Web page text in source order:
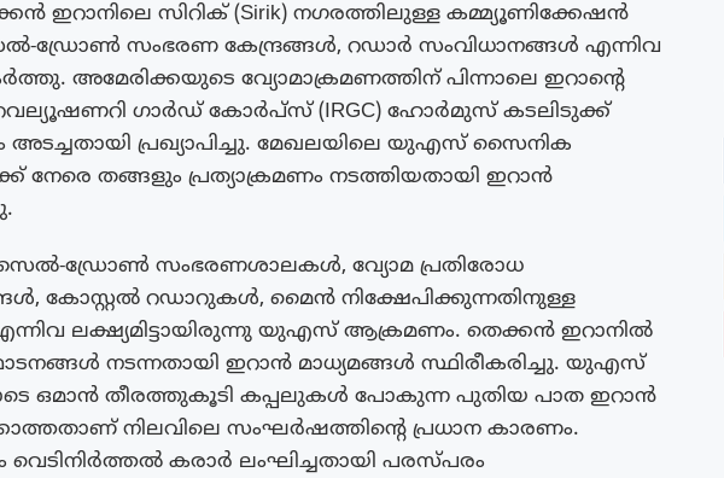
ഇറാനിലെ സിറിക് (Sirik) നഗരത്തിലുള്ള കമ്മ്യൂണിക്കേഷൻ
ഡ്രോൺ സംഭരണ കേന്ദ്രങ്ങൾ, റഡാർ സംവിധാനങ്ങൾ എന്നിവ
അമേരിക്കയുടെ വ്യോമാക്രമണത്തിന് പിന്നാലെ ഇറാന്റെ
ഗാർഡ് കോർപ്സ് (IRGC) ഹോർമുസ് കടലിടുക്ക്
അടച്ചതായി പ്രഖ്യാപിച്ചു. മേഖലയിലെ യുഎസ് സൈനിക
നേരെ തങ്ങളും പ്രത്യാക്രമണം നടത്തിയതായി ഇറാൻ
ഡ്രോൺ സംഭരണശാലകൾ, വ്യോമ പ്രതിരോധ
കോസ്റ്റൽ റഡാറുകൾ, മൈൻ നിക്ഷേപിക്കുന്നതിനുള്ള
ലക്ഷ്യമിട്ടായിരുന്നു യുഎസ് ആക്രമണം. തെക്കൻ ഇറാനിൽ
നടന്നതായി ഇറാൻ മാധ്യമങ്ങൾ സ്ഥിരീകരിച്ചു. യുഎസ്
ഒമാൻ തീരത്തുകൂടി കപ്പലുകൾ പോകുന്ന പുതിയ പാത ഇറാൻ
നിലവിലെ സംഘർഷത്തിന്റെ പ്രധാന കാരണം.
കരാർ ലംഘിച്ചതായി പരസ്പരം